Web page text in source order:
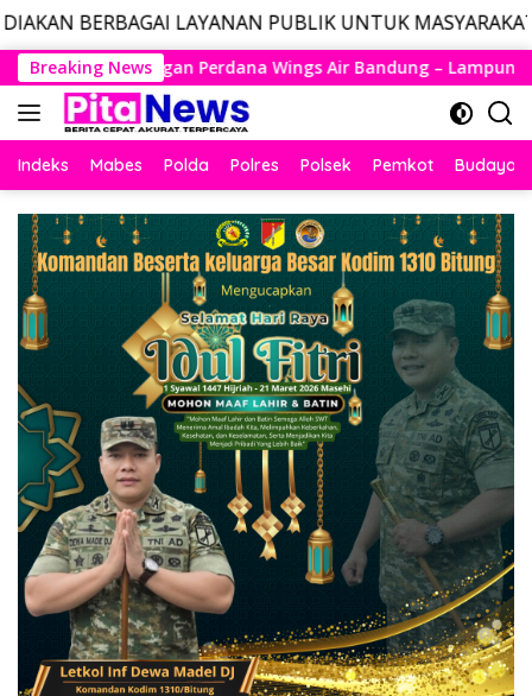
PUBLIK UNTUK MASYARAKAT, LAYANAN
Langsung
ke
konten
Breaking News
Air Bandung – Lampung Resmi Mengudara, Husein Kembali
Indeks Mabes Polda Polres Polsek Pemkot Budaya